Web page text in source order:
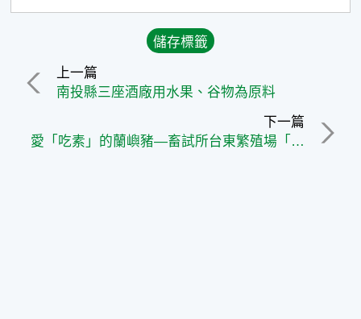
上一篇
南投縣三座酒廠用水果、谷物為原料
下一篇
愛「吃素」的蘭嶼豬—畜試所台東繁殖場「低脂豬肉」試驗